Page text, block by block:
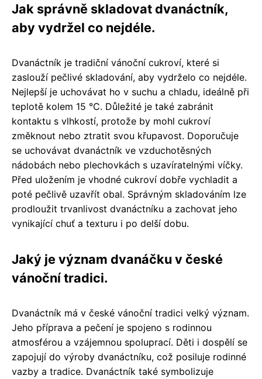
Jak správně skladovat dvanáctník,
aby vydržel co nejdéle.
Dvanáctník je tradiční vánoční cukroví, které si
zaslouží pečlivé skladování, aby vydrželo co nejdéle.
Nejlepší je uchovávat ho v suchu a chladu, ideálně při
teplotě kolem 15 °C. Důležité je také zabránit
kontaktu s vlhkostí, protože by mohl cukroví
změknout nebo ztratit svou křupavost. Doporučuje
se uchovávat dvanáctník ve vzduchotěsných
nádobách nebo plechovkách s uzavíratelnými víčky.
Před uložením je vhodné cukroví dobře vychladit a
poté pečlivě uzavřít obal. Správným skladováním lze
prodloužit trvanlivost dvanáctníku a zachovat jeho
vynikající chuť a texturu i po delší dobu.
Jaký je význam dvanáčku v české
vánoční tradici.
Dvanáctník má v české vánoční tradici velký význam.
Jeho příprava a pečení je spojeno s rodinnou
atmosférou a vzájemnou spoluprací. Děti i dospělí se
zapojují do výroby dvanáctníku, což posiluje rodinné
vazby a tradice. Dvanáctník také symbolizuje